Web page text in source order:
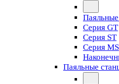
Серия GT
Серия ST
Серия MS
Паяльные